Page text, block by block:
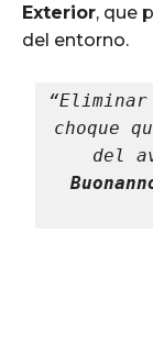
Exterior, que
del entorno.
choque
del